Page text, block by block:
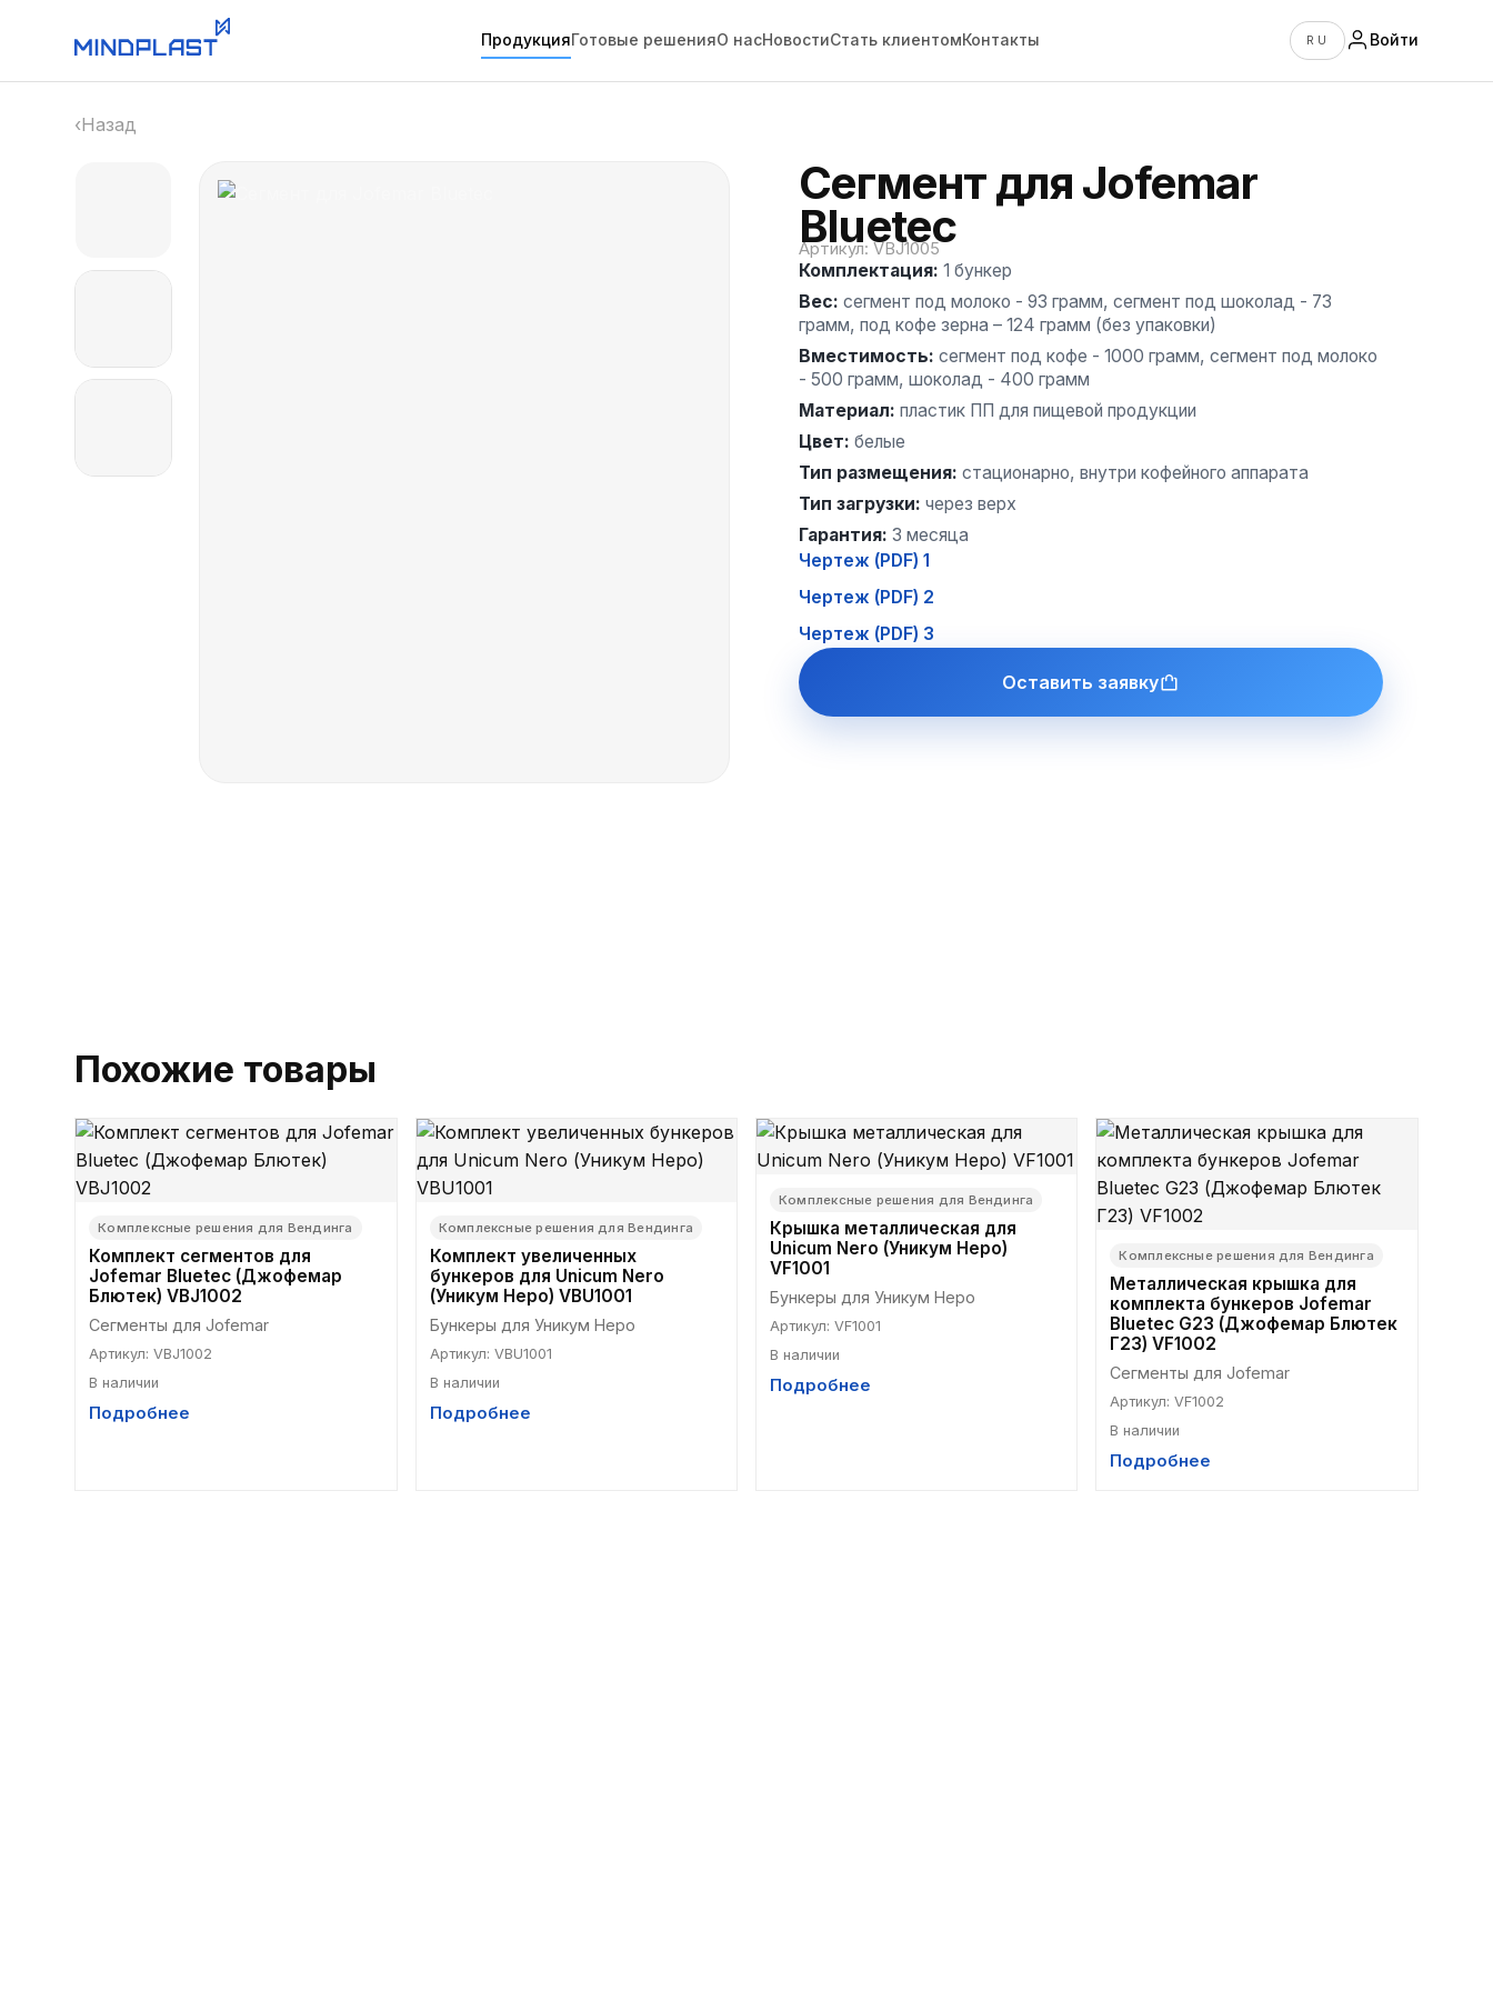
ПродукцияГотовые решенияО насНовостиСтать клиентомКонтакты RU Войти
‹Назад
Сегмент для Jofemar
Bluetec
Артикул:VBJ1005
Комплектация: 1 бункер
Вес: сегмент под молоко - 93 грамм, сегмент под шоколад - 73
грамм, под кофе зерна – 124 грамм (без упаковки)
Вместимость: сегмент под кофе - 1000 грамм, сегмент под молоко
- 500 грамм, шоколад - 400 грамм
Материал: пластик ПП для пищевой продукции
Цвет: белые
Тип размещения: стационарно, внутри кофейного аппарата
Тип загрузки: через верх
Гарантия: 3 месяца
Чертеж (PDF) 1
Чертеж (PDF) 2
Чертеж (PDF) 3
Оставить заявку
Похожие товары
Комплексные решения для Вендинга
Комплект сегментов для
Jofemar Bluetec (Джофемар
Блютек) VBJ1002
Сегменты для Jofemar
Артикул:VBJ1002
В наличии
Подробнее
Комплексные решения для Вендинга
Комплект увеличенных
бункеров для Unicum Nero
(Уникум Неро) VBU1001
Бункеры для Уникум Неро
Артикул: VBU1001
В наличии
Подробнее
Комплексные решения для Вендинга
Крышка металлическая для
Unicum Nero (Уникум Неро)
VF1001
Бункеры для Уникум Неро
Артикул: VF1001
В наличии
Подробнее
Комплексные решения для Вендинга
Металлическая крышка для
комплекта бункеров Jofemar
Bluetec G23 (Джофемар Блютек
Г23) VF1002
Сегменты для Jofemar
Артикул:VF1002
В наличии
Подробнее